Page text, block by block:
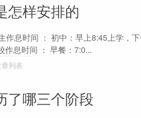
怎样安排的
作息时间 ： 初中：早上8:45上学，
作息时间 ： 早餐：7:0...
章列表
了哪三个阶段